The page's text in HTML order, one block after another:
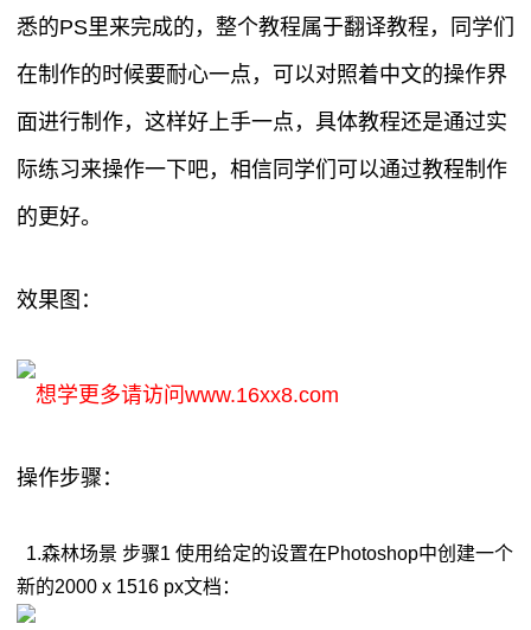
悉的PS里来完成的，整个教程属于翻译教程，同学们
在制作的时候要耐心一点，可以对照着中文的操作界
面进行制作，这样好上手一点，具体教程还是通过实
际练习来操作一下吧，相信同学们可以通过教程制作
的更好。
效果图：
想学更多请访问www.16xx8.com
操作步骤：
1.森林场景 步骤1 使用给定的设置在Photoshop中创建一个
新的2000 x 1516 px文档：